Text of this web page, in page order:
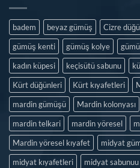
badem beyaz gümüş Cizre
gümüş kenti
gümüş kolye
kadın küpesi
keçisütü sabunu
Kürt düğünleri
Kürt kıyafetleri
mardin gümüşü
Mardin kolonyası
mardin telkari
mardin yöresel
Mardin yöresel kıyafet
midyat
midyat kıyafetleri
midyat sabunuu